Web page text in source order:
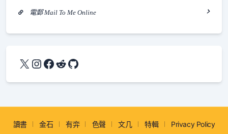
電郵 Mail To Me Online
X Instagram
Facebook
Reddit
GitHub
讀書 金石 有弈 色聲 文几 特輯 Privacy Policy